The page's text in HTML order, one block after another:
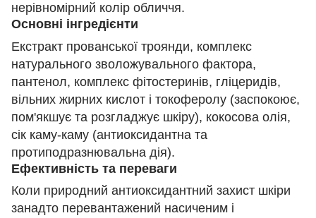
нерівномірний колір обличчя.
Основні інгредієнти
Екстракт прованської троянди, комплекс
натурального зволожувального фактора,
пантенол, комплекс фітостеринів, гліцеридів,
вільних жирних кислот і токоферолу (заспокоює,
пом'якшує та розгладжує шкіру), кокосова олія,
сік каму-каму (антиоксидантна та
протиподразнювальна дія).
Ефективність та переваги
Коли природний антиоксидантний захист шкіри
занадто перевантажений насиченим і